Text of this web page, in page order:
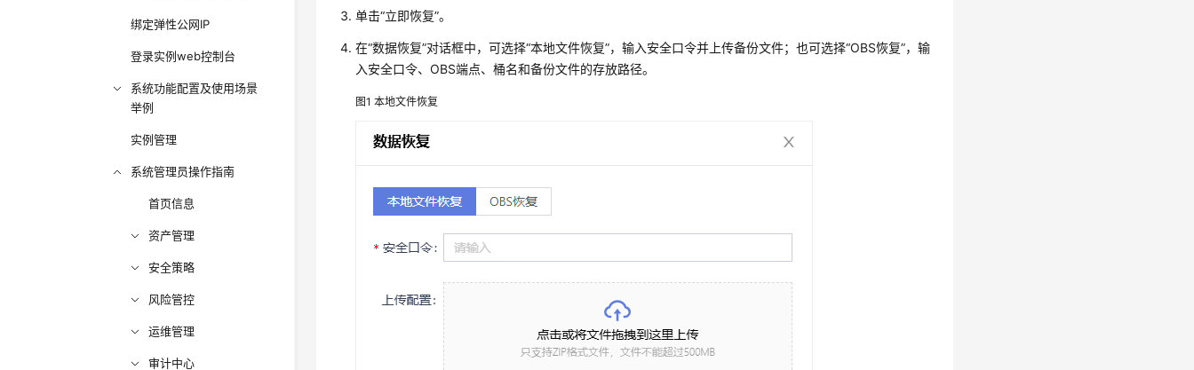
绑定弹性公网IP
登录实例web控制台
系统功能配置及使用场景
举例
实例管理
系统管理员操作指南
首页信息
资产管理
安全策略
风险管控
运维管理
审计中心
单击“立即恢复”。
在“数据恢复”对话框中，可选择“本地文件恢复”，输入安全口令并上传备份文件；也可选择“OBS恢复”，输
入安全口令、OBS端点、桶名和备份文件的存放路径。
图1本地文件恢复